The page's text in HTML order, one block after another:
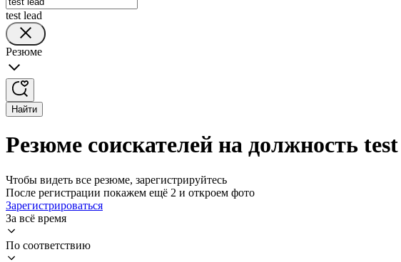
test lead
Резюме
Найти
Резюме соискателей на должность
Чтобы видеть все резюме, зарегистрируйтесь
После регистрации покажем ещё 2 и откроем фото
Зарегистрироваться
За всё время
По соответствию